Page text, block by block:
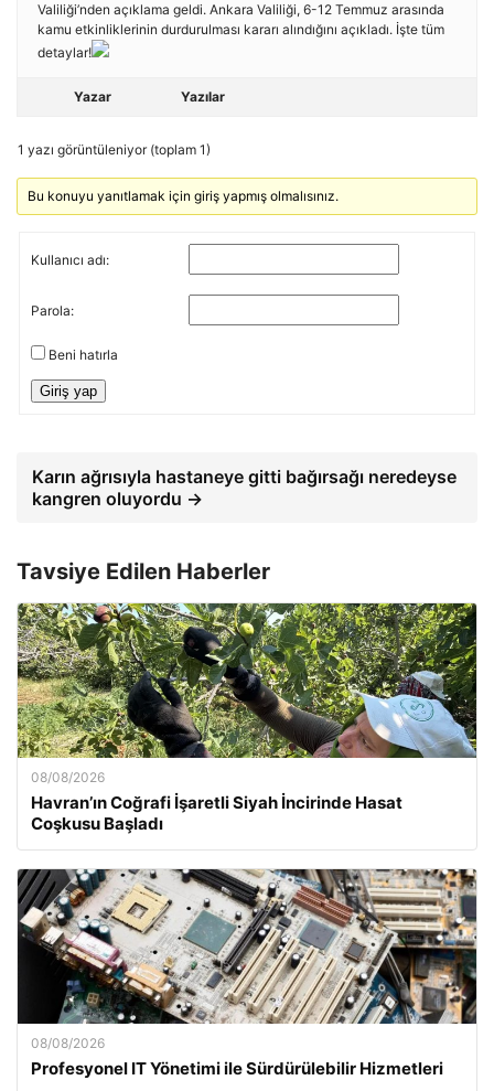
Valiliği’nden açıklama geldi. Ankara Valiliği, 6-12 Temmuz arasında
kamu etkinliklerinin durdurulması kararı alındığını açıkladı. İşte tüm
detaylar!
Yazar Yazılar
1 yazı görüntüleniyor (toplam 1)
Bu konuyu yanıtlamak için giriş yapmış olmalısınız.
Kullanıcı adı:
Parola:
Beni hatırla
Giriş yap
Karın ağrısıyla hastaneye gitti bağırsağı neredeyse
kangren oluyordu →
Tavsiye Edilen Haberler
08/08/2026
Havran’ın Coğrafi İşaretli Siyah İncirinde Hasat
Coşkusu Başladı
08/08/2026
Profesyonel IT Yönetimi ile Sürdürülebilir Hizmetleri